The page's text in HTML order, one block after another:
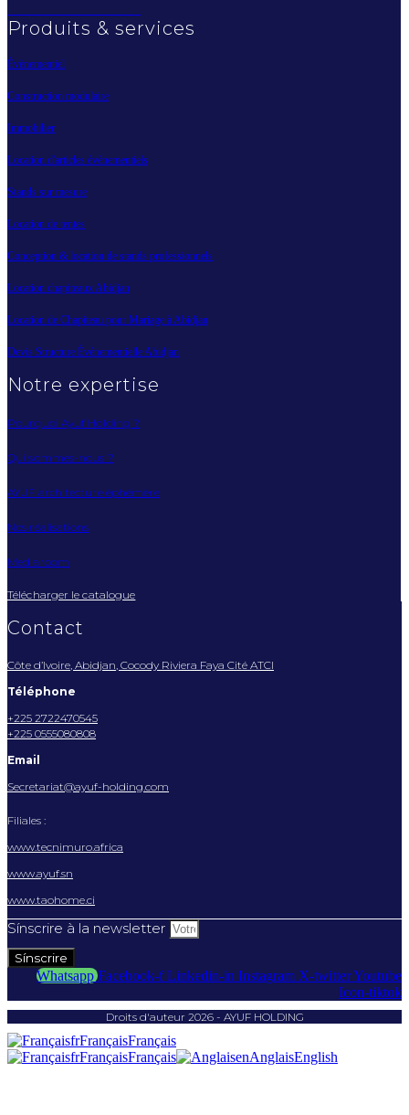
Produits & services
Évènementiel
Construction modulaire
Immobilier
Location d'articles évènementiels
Stands sur mesure
Location de tentes
Conception & location de stands professionnels
Location chapiteaux Abidjan
Location de Chapiteau pour Mariage à Abidjan
Devis Structure Événementielle Abidjan
Notre expertise
Pourquoi Ayuf Holding ?
Qui sommes-nous ?
AYUF architecture éphémère
Nos réalisations
Mediaroom
Télécharger le catalogue
Contact
Côte d’Ivoire, Abidjan, Cocody Riviera Faya Cité ATCI
Téléphone
+225 2722470545
+225 0555080808
Email
Secretariat@ayuf-holding.com
Filiales :
www.tecnimuro.africa
www.ayuf.sn
www.taohome.ci
Sínscrire à la newsletter
Sínscrire
Whatsapp Facebook-f Linkedin-in Instagram X-twitterYoutube
Icon-tiktok
Droits d'auteur 2026 - AYUF HOLDING
frFrançaisFrançais
frFrançaisFrançais enAnglaisEnglish